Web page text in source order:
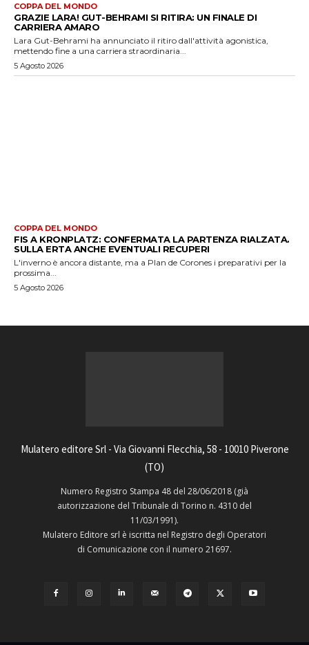
COPPA DEL MONDO
GRAZIE LARA! GUT-BEHRAMI SI RITIRA: UN FINALE DI
CARRIERA AMARO
Lara Gut-Behrami ha annunciato il ritiro dall'attività agonistica,
mettendo fine a una carriera straordinaria...
5 Agosto 2026
COPPA DEL MONDO
FIS A KRONPLATZ: CONFERMATA LA PARTENZA RIALZATA.
SULLA ERTA ANCHE EVENTUALI RECUPERI
L'inverno è ancora distante, ma a Plan de Corones i preparativi per la
prossima...
5 Agosto 2026
Mulatero editore Srl - Via Giovanni Flecchia, 58 - 10010 Piverone
(TO)
Numero Registro Stampa 48 del 28/06/2018 (già
autorizzazione del Tribunale di Torino n. 4310 del
11/03/1991).
Mulatero Editore srl è iscritta nel Registro degli Operatori
di Comunicazione con il numero 21697.